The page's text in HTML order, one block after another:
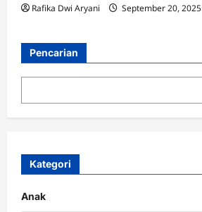
Rafika Dwi Aryani September 20, 2025
Pencarian
Kategori
Anak